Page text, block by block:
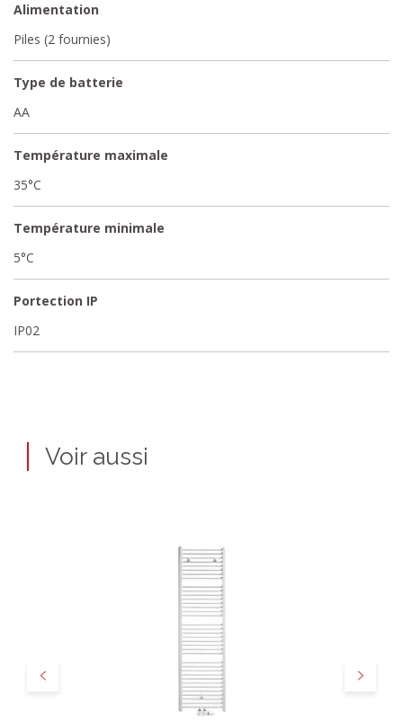
Alimentation
Piles (2 fournies)
Type de batterie
AA
Température maximale
35°C
Température minimale
5°C
Portection IP
IP02
Voir aussi
Précédent Suivant